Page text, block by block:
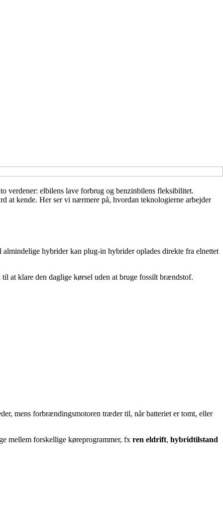
verdener: elbilens lave forbrug og benzinbilens fleksibilitet.
at kende. Her ser vi nærmere på, hvordan teknologierne arbejder
hybrider kan plug-in hybrider oplades direkte fra elnettet
at klare den daglige kørsel uden at bruge fossilt brændstof.
mens forbrændingsmotoren træder til, når batteriet er tomt, eller
mellem forskellige køreprogrammer, fx ren eldrift, hybridtilstand